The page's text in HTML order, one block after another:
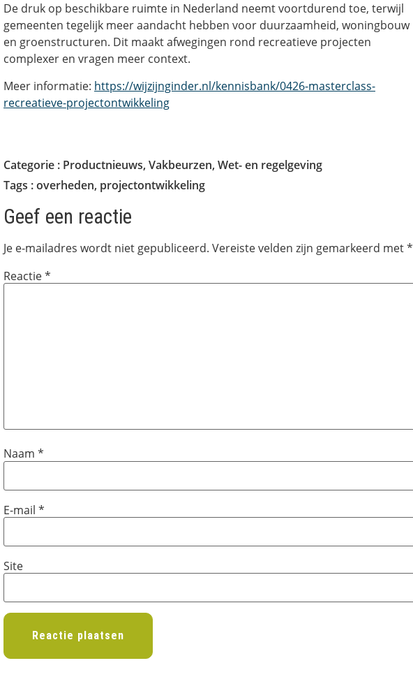
De druk op beschikbare ruimte in Nederland neemt voortdurend toe, terwijl
gemeenten tegelijk meer aandacht hebben voor duurzaamheid, woningbouw
en groenstructuren. Dit maakt afwegingen rond recreatieve projecten
complexer en vragen meer context.
Meer informatie: https://wijzijnginder.nl/kennisbank/0426-masterclass-
recreatieve-projectontwikkeling
Categorie : Productnieuws, Vakbeurzen, Wet- en regelgeving
Tags :overheden, projectontwikkeling
Geef een reactie
Je e-mailadres wordt niet gepubliceerd. Vereiste velden zijn gemarkeerd met*
Reactie*
Naam *
E-mail *
Site